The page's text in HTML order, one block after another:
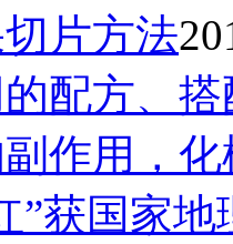
片方法
配方、
作用，
”获国家